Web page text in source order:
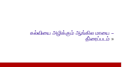
கல்வியை அழிக்கும் ஆங்கில மாயை –
தி்ரைப்படம் »